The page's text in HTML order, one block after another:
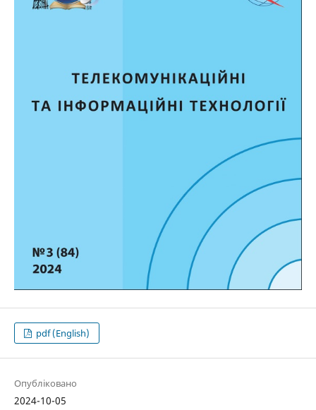
pdf (English)
Опубліковано
2024-10-05